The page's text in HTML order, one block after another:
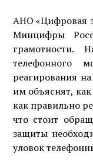
АНО «Цифровая
Минцифры
грамотности.
телефонного
реагирования
им объяснят,
как правильно
что стоит
защиты
уловок